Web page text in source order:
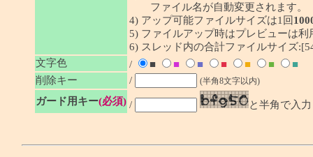
ファイル名が自動変更されます。
4) アップ可能ファイルサイズは1回
5) ファイルアップ時はプレビューは利
6) スレッド内の合計ファイルサイズ
文字色
/ ■ ■ ■ ■ ■ ■
■
削除キー
/ (半角8文字以内)
ガード用キー(必須) / と半角で入力